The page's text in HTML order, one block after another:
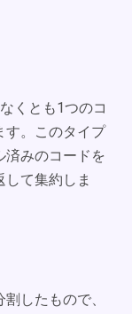
くとも1つのコ
す。このタイプ
済みのコードを
て集約しま
したもので、